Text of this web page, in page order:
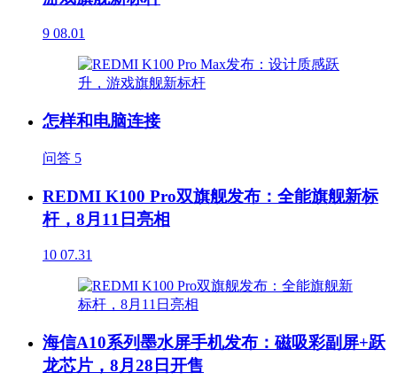
9 08.01
怎样和电脑连接
问答 5
REDMI K100 Pro双旗舰发布：全能旗舰新标
杆，8月11日亮相
10 07.31
海信A10系列墨水屏手机发布：磁吸彩副屏+跃
龙芯片，8月28日开售